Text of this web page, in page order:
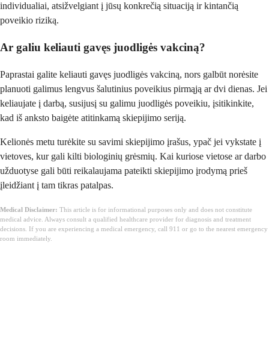
individualiai, atsižvelgiant į jūsų konkrečią situaciją ir kintančią
poveikio riziką.
Ar galiu keliauti gavęs juodligės vakciną?
Paprastai galite keliauti gavęs juodligės vakciną, nors galbūt norėsite
planuoti galimus lengvus šalutinius poveikius pirmąją ar dvi dienas. Jei
keliaujate į darbą, susijusį su galimu juodligės poveikiu, įsitikinkite,
kad iš anksto baigėte atitinkamą skiepijimo seriją.
Kelionės metu turėkite su savimi skiepijimo įrašus, ypač jei vykstate į
vietoves, kur gali kilti biologinių grėsmių. Kai kuriose vietose ar darbo
užduotyse gali būti reikalaujama pateikti skiepijimo įrodymą prieš
įleidžiant į tam tikras patalpas.
Medical Disclaimer: This article is for informational purposes only and does not constitute
medical advice. Always consult a qualified healthcare provider for diagnosis and treatment
decisions. If you are experiencing a medical emergency, call 911 or go to the nearest emergency
room immediately.